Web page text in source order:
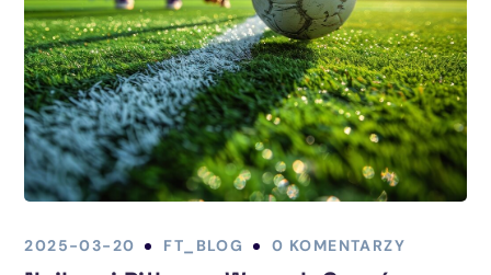
2025-03-20 FT_BLOG 0 KOMENTARZY